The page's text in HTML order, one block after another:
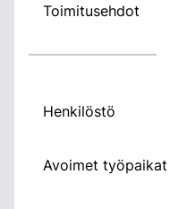
Toimitusehdot
Henkilöstö
Avoimet työpaikat